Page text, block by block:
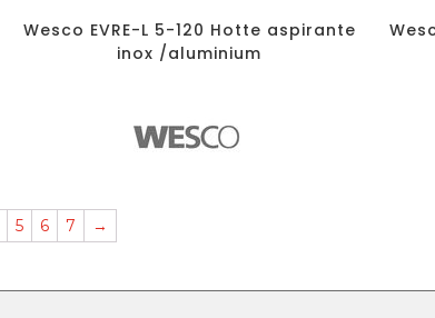
Wesco EVRE-L 5-120 Hotte aspirante
inox /aluminium
5 6 7 →